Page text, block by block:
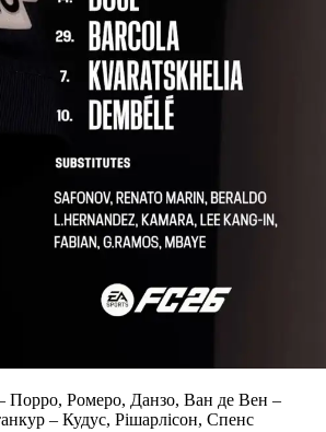
– Порро, Ромеро, Данзо, Ван де Вен –
– Кудус, Рішарлісон, Спенс